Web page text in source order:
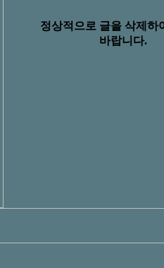
정상적으로 글을 삭제하
바랍니다.